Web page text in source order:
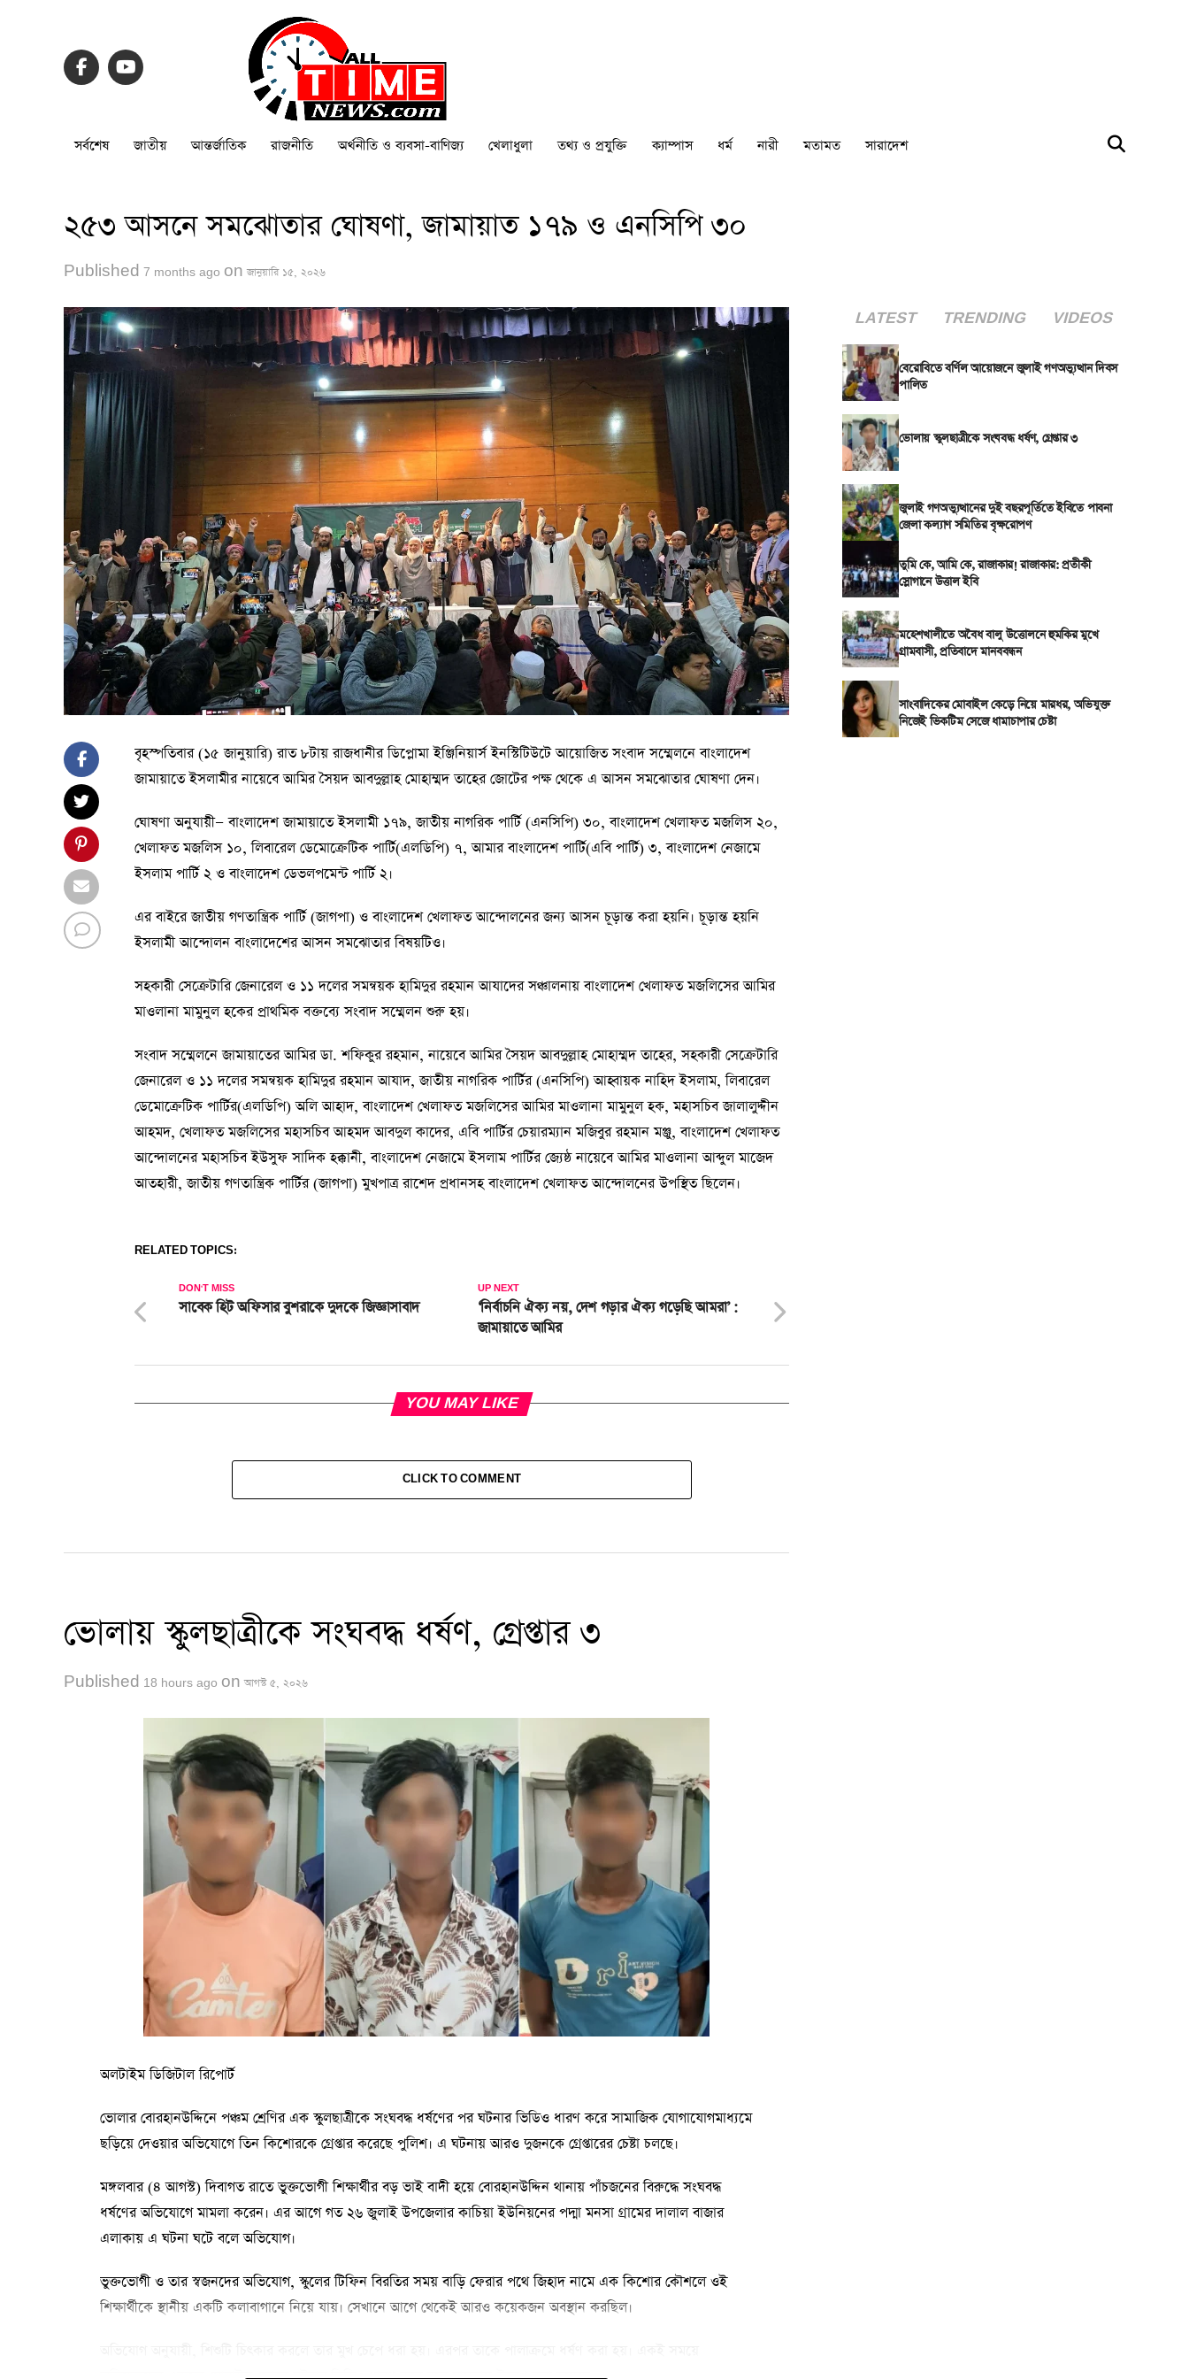
সর্বশেষ জাতীয় আন্তর্জাতিক রাজনীতি অর্থনীতি ও ব্যবসা-বাণিজ্য খেলাধুলা তথ্য ও প্রযুক্তি ক্যাম্পাস ধর্ম নারী মতামত সারাদেশ
২৫৩ আসনে সমঝোতার ঘোষণা, জামায়াত ১৭৯ ও এনসিপি ৩০
Published 7 months ago on জানুয়ারি ১৫, ২০২৬
বৃহস্পতিবার (১৫ জানুয়ারি) রাত ৮টায় রাজধানীর ডিপ্লোমা ইঞ্জিনিয়ার্স ইনস্টিটিউটে আয়োজিত সংবাদ সম্মেলনে বাংলাদেশ
জামায়াতে ইসলামীর নায়েবে আমির সৈয়দ আবদুল্লাহ মোহাম্মদ তাহের জোটের পক্ষ থেকে এ আসন সমঝোতার ঘোষণা দেন।
ঘোষণা অনুযায়ী— বাংলাদেশ জামায়াতে ইসলামী ১৭৯, জাতীয় নাগরিক পার্টি (এনসিপি) ৩০, বাংলাদেশ খেলাফত মজলিস ২০,
খেলাফত মজলিস ১০, লিবারেল ডেমোক্রেটিক পার্টি(এলডিপি) ৭, আমার বাংলাদেশ পার্টি(এবি পার্টি) ৩, বাংলাদেশ নেজামে
ইসলাম পার্টি ২ ও বাংলাদেশ ডেভলপমেন্ট পার্টি ২।
এর বাইরে জাতীয় গণতান্ত্রিক পার্টি (জাগপা) ও বাংলাদেশ খেলাফত আন্দোলনের জন্য আসন চূড়ান্ত করা হয়নি। চূড়ান্ত হয়নি
ইসলামী আন্দোলন বাংলাদেশের আসন সমঝোতার বিষয়টিও।
সহকারী সেক্রেটারি জেনারেল ও ১১ দলের সমন্বয়ক হামিদুর রহমান আযাদের সঞ্চালনায় বাংলাদেশ খেলাফত মজলিসের আমির
মাওলানা মামুনুল হকের প্রাথমিক বক্তব্যে সংবাদ সম্মেলন শুরু হয়।
সংবাদ সম্মেলনে জামায়াতের আমির ডা. শফিকুর রহমান, নায়েবে আমির সৈয়দ আবদুল্লাহ মোহাম্মদ তাহের, সহকারী সেক্রেটারি
জেনারেল ও ১১ দলের সমন্বয়ক হামিদুর রহমান আযাদ, জাতীয় নাগরিক পার্টির (এনসিপি) আহ্বায়ক নাহিদ ইসলাম, লিবারেল
ডেমোক্রেটিক পার্টির(এলডিপি) অলি আহাদ, বাংলাদেশ খেলাফত মজলিসের আমির মাওলানা মামুনুল হক, মহাসচিব জালালুদ্দীন
আহমদ, খেলাফত মজলিসের মহাসচিব আহমদ আবদুল কাদের, এবি পার্টির চেয়ারম্যান মজিবুর রহমান মঞ্জু, বাংলাদেশ খেলাফত
আন্দোলনের মহাসচিব ইউসুফ সাদিক হক্কানী, বাংলাদেশ নেজামে ইসলাম পার্টির জ্যেষ্ঠ নায়েবে আমির মাওলানা আব্দুল মাজেদ
আতহারী, জাতীয় গণতান্ত্রিক পার্টির (জাগপা) মুখপাত্র রাশেদ প্রধানসহ বাংলাদেশ খেলাফত আন্দোলনের উপস্থিত ছিলেন।
RELATED TOPICS:
UP NEXT
‘নির্বাচনি ঐক্য নয়, দেশ গড়ার ঐক্য গড়েছি আমরা’ :
জামায়াতে আমির
DON'T MISS
সাবেক হিট অফিসার বুশরাকে দুদকে জিজ্ঞাসাবাদ
YOU MAY LIKE
CLICK TO COMMENT
ভোলায় স্কুলছাত্রীকে সংঘবদ্ধ ধর্ষণ, গ্রেপ্তার ৩
Published 18 hours ago on আগস্ট ৫, ২০২৬
অলটাইম ডিজিটাল রিপোর্ট
ভোলার বোরহানউদ্দিনে পঞ্চম শ্রেণির এক স্কুলছাত্রীকে সংঘবদ্ধ ধর্ষণের পর ঘটনার ভিডিও ধারণ করে সামাজিক যোগাযোগমাধ্যমে
ছড়িয়ে দেওয়ার অভিযোগে তিন কিশোরকে গ্রেপ্তার করেছে পুলিশ। এ ঘটনায় আরও দুজনকে গ্রেপ্তারের চেষ্টা চলছে।
মঙ্গলবার (৪ আগস্ট) দিবাগত রাতে ভুক্তভোগী শিক্ষার্থীর বড় ভাই বাদী হয়ে বোরহানউদ্দিন থানায় পাঁচজনের বিরুদ্ধে সংঘবদ্ধ
ধর্ষণের অভিযোগে মামলা করেন। এর আগে গত ২৬ জুলাই উপজেলার কাচিয়া ইউনিয়নের পদ্মা মনসা গ্রামের দালাল বাজার
এলাকায় এ ঘটনা ঘটে বলে অভিযোগ।
ভুক্তভোগী ও তার স্বজনদের অভিযোগ, স্কুলের টিফিন বিরতির সময় বাড়ি ফেরার পথে জিহাদ নামে এক কিশোর কৌশলে ওই
শিক্ষার্থীকে স্থানীয় একটি কলাবাগানে নিয়ে যায়। সেখানে আগে থেকেই আরও কয়েকজন অবস্থান করছিল।
LATEST TRENDING VIDEOS
বেরোবিতে বর্ণিল আয়োজনে জুলাই গণঅভ্যুত্থান দিবস
পালিত
ভোলায় স্কুলছাত্রীকে সংঘবদ্ধ ধর্ষণ, গ্রেপ্তার ৩
জুলাই গণঅভ্যুত্থানের দুই বছরপূর্তিতে ইবিতে পাবনা
জেলা কল্যাণ সমিতির বৃক্ষরোপণ
তুমি কে, আমি কে, রাজাকার! রাজাকার: প্রতীকী
স্লোগানে উত্তাল ইবি
মহেশখালীতে অবৈধ বালু উত্তোলনে হুমকির মুখে
গ্রামবাসী, প্রতিবাদে মানববন্ধন
সাংবাদিকের মোবাইল কেড়ে নিয়ে মারধর, অভিযুক্ত
নিজেই ভিকটিম সেজে ধামাচাপার চেষ্টা